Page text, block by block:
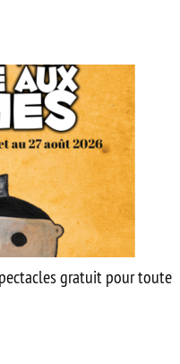
gratuit pour toute